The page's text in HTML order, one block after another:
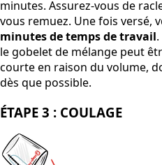
minutes. Assurez-vous de
vous remuez. Une fois versé,
minutes de temps de travail
le gobelet de mélange peut
courte en raison du volume,
dès que possible.
ÉTAPE 3 : COULAGE